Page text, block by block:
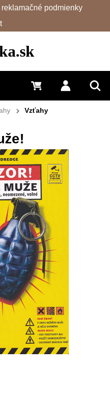
Prihlásiť
0 €
podmienky
Vzťahy